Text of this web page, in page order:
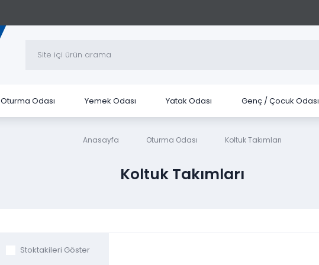
Oturma Odası Yemek Odası Yatak Odası Genç / Çocuk Odası
Anasayfa Oturma Odası Koltuk Takımları
Koltuk Takımları